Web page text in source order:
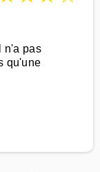
n'a pas
qu'une